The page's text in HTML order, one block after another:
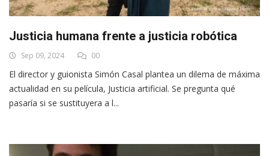
Justicia humana frente a justicia robótica
Sep 09, 2024 00
El director y guionista Simón Casal plantea un dilema de máxima
actualidad en su película, Justicia artificial. Se pregunta qué
pasaría si se sustituyera a l...